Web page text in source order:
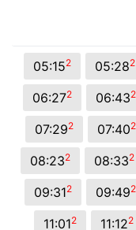
05:152 05:282
06:272 06:432
07:292 07:402
08:232 08:332
09:312 09:492
11:012 11:122